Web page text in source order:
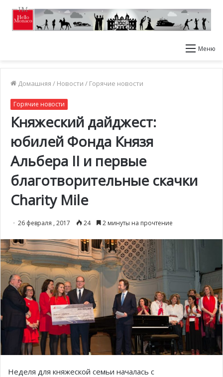
Меню
Домашняя / Новости / Горячие новости
Горячие новости
Княжеский дайджест:
юбилей Фонда Князя
Альбера II и первые
благотворительные скачки
Charity Mile
26 февраля , 2017 24 2 минуты на прочтение
Неделя для княжеской семьи началась с